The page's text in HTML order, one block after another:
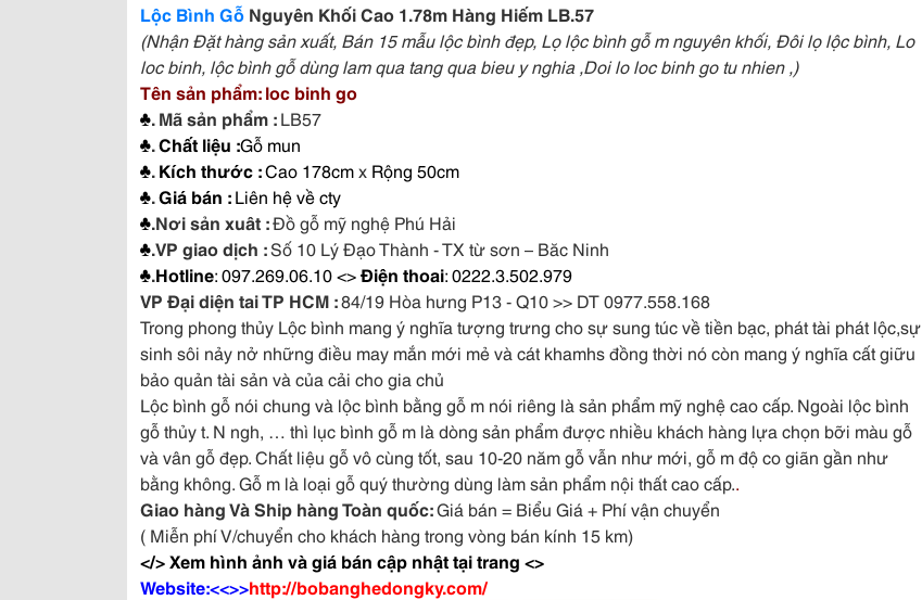
Lộc Bình Gỗ Nguyên Khối Cao 1.78m Hàng Hiếm LB.57
(Nhận Đặt hàng sản xuất, Bán 15 mẫu lộc bình đẹp, Lọ lộc bình gỗ m nguyên khối, Đôi lọ lộc bình, Lo
loc binh, lộc bình gỗ dùng lam qua tang qua bieu y nghia ,Doi lo loc binh go tu nhien ,)
Tên sản phẩm: loc binh go
♣.Mã sản phẩm :LB57
♣.Chất liệu :Gỗ mun
♣.Kích thước :Cao 178cmx Rộng 50cm
♣.Giá bán :Liên hệ về cty
♣.Nơi sản xuât :Đồ gỗ mỹ nghệ Phú Hải
♣.VP giao dịch :Số 10 Lý Đạo Thành - TX từ sơn – Băc Ninh
♣.Hotline: 097.269.06.10 <>Điện thoai: 0222.3.502.979
VP Đại diện tai TP HCM :84/19 Hòa hưng P13 - Q10 >> DT 0977.558.168
Trong phong thủy Lộc bình mang ý nghĩa tượng trưng cho sự sung túc về tiền bạc, phát tài phát lộc,sự
sinh sôi nảy nở những điều may mắn mới mẻ và cát khamhs đồng thời nó còn mang ý nghĩa cất giữu
bảo quản tài sản và của cải cho gia chủ
Lộc bình gỗ nói chung và lộc bình bằng gỗ m nói riêng là sản phẩm mỹ nghệ cao cấp. Ngoài lộc bình
gỗ thủy t. N ngh, … thì lục bình gỗ m là dòng sản phẩm được nhiều khách hàng lựa chọn bỡi màu gỗ
và vân gỗ đẹp. Chất liệu gỗ vô cùng tốt, sau 10-20 năm gỗ vẫn như mới, gỗ m độ co giãn gần như
bằng không. Gỗ m là loại gỗ quý thường dùng làm sản phẩm nội thất cao cấp..
Giao hàng Và Ship hàng Toàn quốc:Giá bán = Biểu Giá + Phí vận chuyển
( Miễn phí V/chuyển cho khách hàng trong vòng bán kính 15 km)
</> Xem hình ảnh và giá bán cập nhật tại trang <>
Website:<<>>http://bobanghedongky.com/